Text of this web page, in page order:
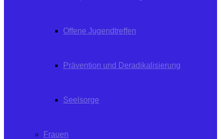
Offene Jugendtreffen
Prävention und Deradikalisierung
Seelsorge
Frauen